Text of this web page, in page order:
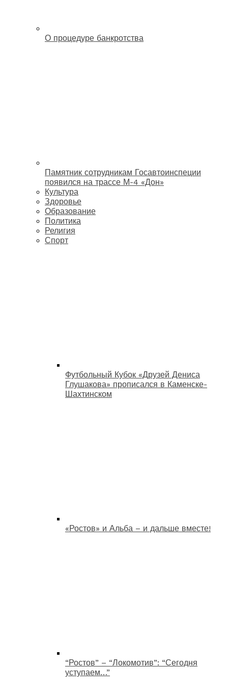
О процедуре банкротства
Памятник сотрудникам Госавтоинспеции
появился на трассе М-4 «Дон»
Культура
Здоровье
Образование
Политика
Религия
Спорт
Футбольный Кубок «Друзей Дениса
Глушакова» прописался в Каменске-
Шахтинском
«Ростов» и Альба – и дальше вместе!
“Ростов” – “Локомотив”: “Сегодня
уступаем…”